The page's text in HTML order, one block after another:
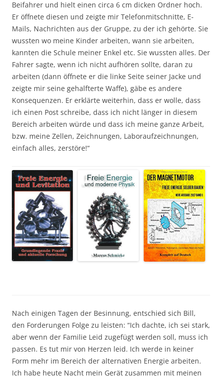
Beifahrer und hielt einen circa 6 cm dicken Ordner hoch.
Er öffnete diesen und zeigte mir Telefonmitschnitte, E-
Mails, Nachrichten aus der Gruppe, zu der ich gehörte. Sie
wussten wo meine Kinder arbeiten, wann sie arbeiten,
kannten die Schule meiner Enkel etc. Sie wussten alles. Der
Fahrer sagte, wenn ich nicht aufhören sollte, daran zu
arbeiten (dann öffnete er die linke Seite seiner Jacke und
zeigte mir seine gehalfterte Waffe), gäbe es andere
Konsequenzen. Er erklärte weiterhin, dass er wolle, dass
ich einen Post schreibe, dass ich nicht länger in diesem
Bereich arbeiten würde und dass ich meine ganze Arbeit,
bzw. meine Zellen, Zeichnungen, Laboraufzeichnungen,
einfach alles, zerstöre!“
Nach einigen Tagen der Besinnung, entschied sich Bill,
den Forderungen Folge zu leisten: “Ich dachte, ich sei stark,
aber wenn der Familie Leid zugefügt werden soll, muss ich
passen. Es tut mir von Herzen leid. Ich werde in keiner
Form mehr im Bereich der alternativen Energie arbeiten.
Ich habe heute Nacht mein Gerät zusammen mit meinen